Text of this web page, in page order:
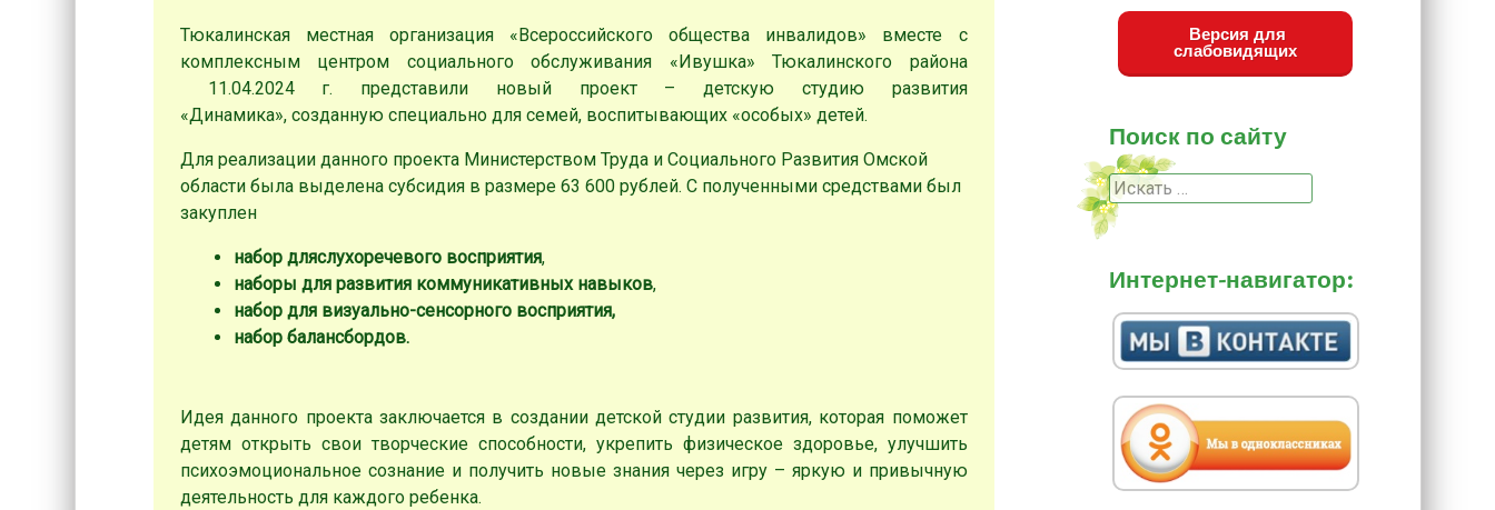
Тюкалинская местная организация «Всероссийского общества инвалидов» вместе с
комплексным центром социального обслуживания «Ивушка» Тюкалинского района
11.04.2024 г. представили новый проект – детскую студию развития
«Динамика», созданную специально для семей, воспитывающих «особых» детей.
Для реализации данного проекта Министерством Труда и Социального Развития Омской
области была выделена субсидия в размере 63 600 рублей. С полученными средствами был
закуплен
набор дляслухоречевого восприятия,
наборы для развития коммуникативных навыков,
набор для визуально-сенсорного восприятия,
набор балансбордов.
Идея данного проекта заключается в создании детской студии развития, которая поможет
детям открыть свои творческие способности, укрепить физическое здоровье, улучшить
психоэмоциональное сознание и получить новые знания через игру – яркую и привычную
деятельность для каждого ребенка.
Версия для
слабовидящих
Поиск по сайту
Поиск
Интернет-навигатор: